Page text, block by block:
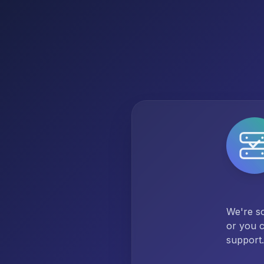
We're
or you
support.